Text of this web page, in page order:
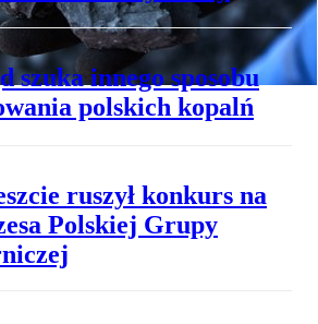
szuka innego sposobu
polskich kopalń
ruszył konkurs na
Polskiej Grupy